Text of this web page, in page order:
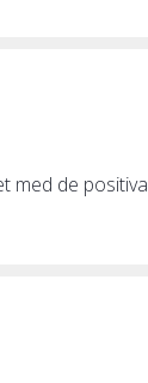
med de positiva